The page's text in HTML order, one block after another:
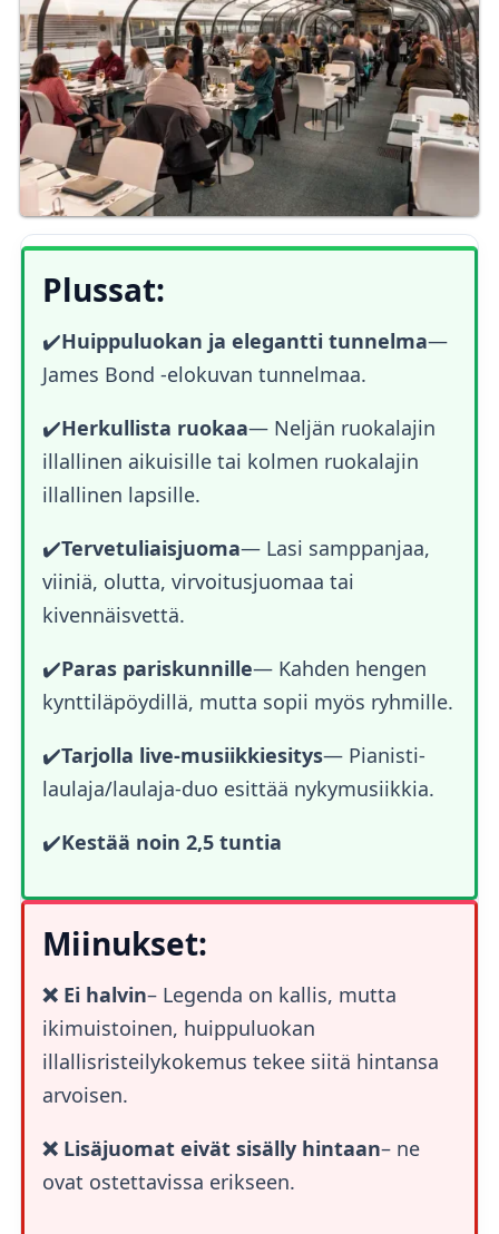
Plussat:
✔️Huippuluokan ja elegantti tunnelma—
James Bond -elokuvan tunnelmaa.
✔️Herkullista ruokaa—Neljän ruokalajin
illallinen aikuisille tai kolmen ruokalajin
illallinen lapsille.
✔️Tervetuliaisjuoma— Lasi samppanjaa,
viiniä, olutta, virvoitusjuomaa tai
kivennäisvettä.
✔️Paras pariskunnille— Kahden hengen
kynttiläpöydillä, mutta sopii myös ryhmille.
✔️Tarjolla live-musiikkiesitys— Pianisti-
laulaja/laulaja-duo esittää nykymusiikkia.
✔️Kestää noin 2,5 tuntia
Miinukset:
❌ Ei halvin– Legenda on kallis, mutta
ikimuistoinen, huippuluokan
illallisristeilykokemus tekee siitä hintansa
arvoisen.
❌ Lisäjuomat eivät sisälly hintaan– ne
ovat ostettavissa erikseen.